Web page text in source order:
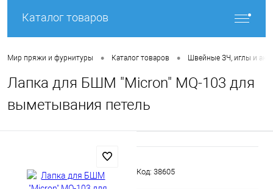
Каталог товаров
Мир пряжи и фурнитуры • Каталог товаров • Швейные ЗЧ, иглы и
Лапка для БШМ "Micron" MQ-103 для
выметывания петель
Код: 38605